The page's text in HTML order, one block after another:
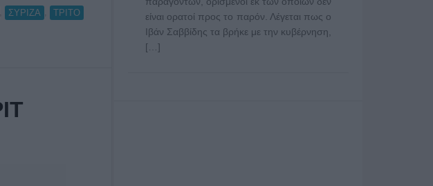
ΣΥΡΙΖΑ ΤΡΙΤΟ
είναι ορατοί προς το παρόν. Λέγεται πως ο
Ιβάν Σαββίδης τα βρήκε με την κυβέρνηση,
[…]